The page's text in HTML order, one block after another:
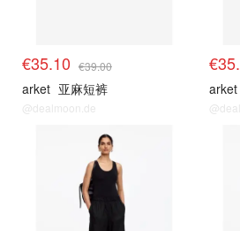
€35.10 €39.00
arket 亚麻短裤
@dealmoon.de
arket